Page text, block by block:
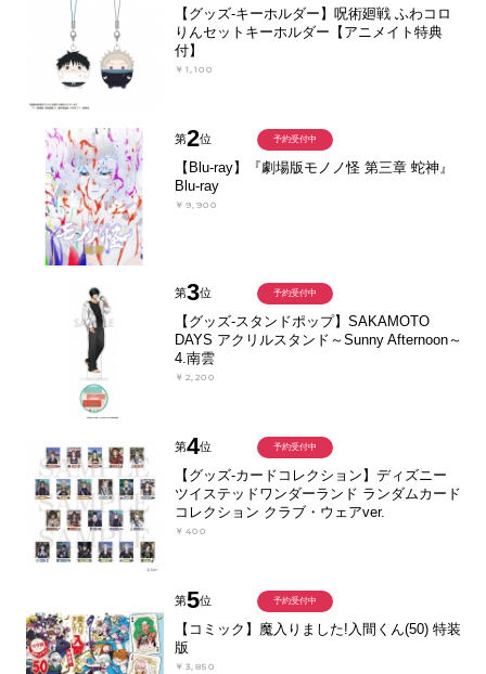
【グッズ-キーホルダー】呪術廻戦 ふわコロ
りんセットキーホルダー【アニメイト特典
付】
￥1,100
第2位
【Blu-ray】『劇場版モノノ怪 第三章 蛇神』
Blu-ray
￥9,900
予約受付中
第3位
【グッズ-スタンドポップ】SAKAMOTO
DAYS アクリルスタンド～Sunny Afternoon～
4.南雲
￥2,200
予約受付中
第4位
【グッズ-カードコレクション】ディズニー
ツイステッドワンダーランド ランダムカード
コレクション クラブ・ウェアver.
￥400
予約受付中
第5位
【コミック】魔入りました!入間くん(50) 特装
版
￥3,850
予約受付中